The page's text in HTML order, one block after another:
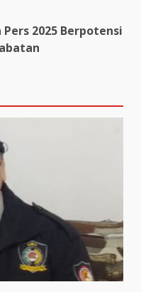
2025 Berpotensi